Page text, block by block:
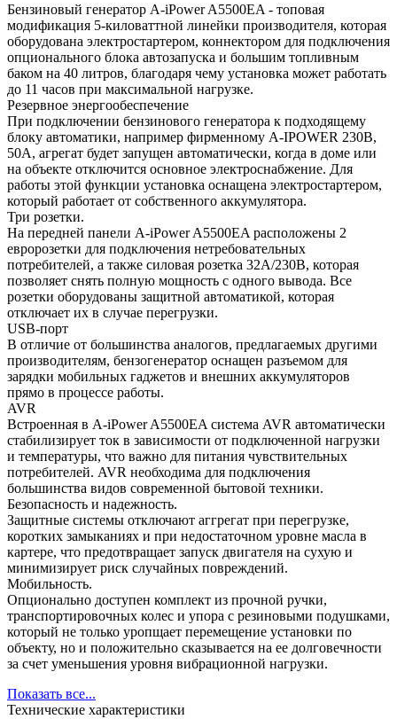
Бензиновый генератор A-iPower A5500EA - топовая
модификация 5-киловаттной линейки производителя, которая
оборудована электростартером, коннектором для подключения
опционального блока автозапуска и большим топливным
баком на 40 литров, благодаря чему установка может работать
до 11 часов при максимальной нагрузке.
Резервное энергообеспечение
При подключении бензинового генератора к подходящему
блоку автоматики, например фирменному A-IPOWER 230В,
50А, агрегат будет запущен автоматически, когда в доме или
на объекте отключится основное электроснабжение. Для
работы этой функции установка оснащена электростартером,
который работает от собственного аккумулятора.
Три розетки.
На передней панели A-iPower A5500EA расположены 2
евророзетки для подключения нетребовательных
потребителей, а также силовая розетка 32А/230В, которая
позволяет снять полную мощность с одного вывода. Все
розетки оборудованы защитной автоматикой, которая
отключает их в случае перегрузки.
USB-порт
В отличие от большинства аналогов, предлагаемых другими
производителям, бензогенератор оснащен разъемом для
зарядки мобильных гаджетов и внешних аккумуляторов
прямо в процессе работы.
AVR
Встроенная в A-iPower A5500EA система AVR автоматически
стабилизирует ток в зависимости от подключенной нагрузки
и температуры, что важно для питания чувствительных
потребителей. AVR необходима для подключения
большинства видов современной бытовой техники.
Безопасность и надежность.
Защитные системы отключают аггрегат при перегрузке,
коротких замыканиях и при недостаточном уровне масла в
картере, что предотвращает запуск двигателя на сухую и
минимизирует риск случайных повреждений.
Мобильность.
Опционально доступен комплект из прочной ручки,
транспортировочных колес и упора с резиновыми подушками,
который не только уропщает перемещение установки по
объекту, но и положительно сказывается на ее долговечности
за счет уменьшения уровня вибрационной нагрузки.
Показать все...
Технические характеристики